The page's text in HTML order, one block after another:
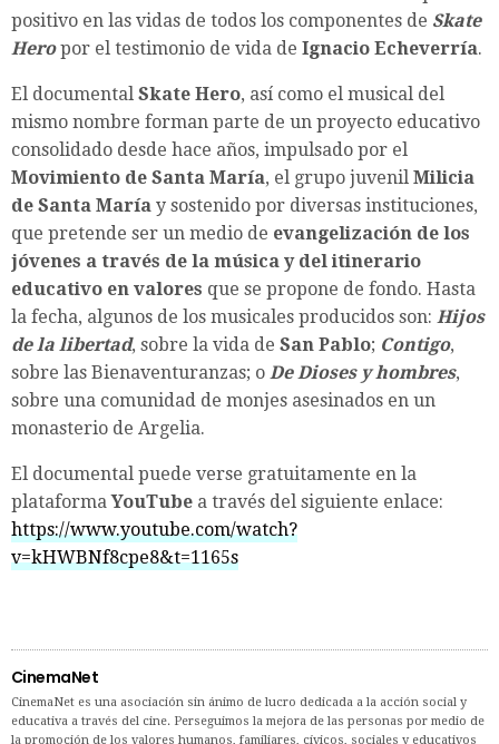
positivo en las vidas de todos los componentes de Skate
Heropor el testimonio de vida de Ignacio Echeverría.
El documental Skate Hero, así como el musical del
mismo nombre forman parte de un proyecto educativo
consolidado desde hace años, impulsado por el
Movimiento de Santa María, el grupo juvenil Milicia
de Santa María y sostenido por diversas instituciones,
que pretende ser un medio de evangelización de los
jóvenes a través de la música y del itinerario
educativo en valores que se propone de fondo. Hasta
la fecha, algunos de los musicales producidos son: Hijos
de la libertad, sobre la vida de San Pablo; Contigo,
sobre las Bienaventuranzas; o De Dioses y hombres,
sobre una comunidad de monjes asesinados en un
monasterio de Argelia.
El documental puede verse gratuitamente en la
plataformaYouTube a través del siguiente enlace:
https://www.youtube.com/watch?
v=kHWBNf8cpe8&t=1165s
CinemaNet
CinemaNet es una asociación sin ánimo de lucro dedicada a la acción social y
educativa a través del cine. Perseguimos la mejora de las personas por medio de
la promoción de los valores humanos, familiares, cívicos, sociales y educativos